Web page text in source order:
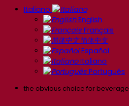
Italiano
English
Français
简体中文
Español
Italiano
Português
the obvious choice for beverage